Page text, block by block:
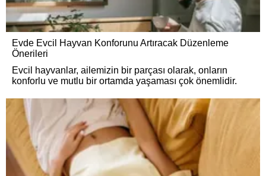
Evde Evcil Hayvan Konforunu Artıracak Düzenleme
Önerileri
Evcil hayvanlar, ailemizin bir parçası olarak, onların
konforlu ve mutlu bir ortamda yaşaması çok önemlidir.